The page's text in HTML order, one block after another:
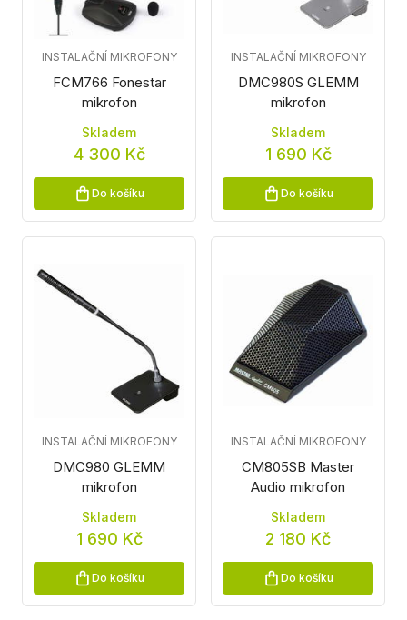
FCM766 Fonestar
mikrofon
INSTALAČNÍ MIKROFONY
Skladem
4 300 Kč
Do košíku
DMC980S GLEMM
mikrofon
INSTALAČNÍ MIKROFONY
Skladem
1 690 Kč
Do košíku
DMC980 GLEMM
mikrofon
INSTALAČNÍ MIKROFONY
Skladem
1 690 Kč
Do košíku
CM805SB Master
Audio mikrofon
INSTALAČNÍ MIKROFONY
Skladem
2 180 Kč
Do košíku